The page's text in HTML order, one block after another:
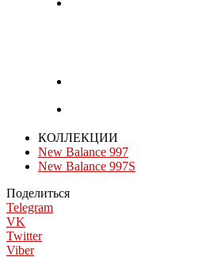
КОЛЛЕКЦИИ
New Balance 997
New Balance 997S
Поделиться
Telegram
VK
Twitter
Viber